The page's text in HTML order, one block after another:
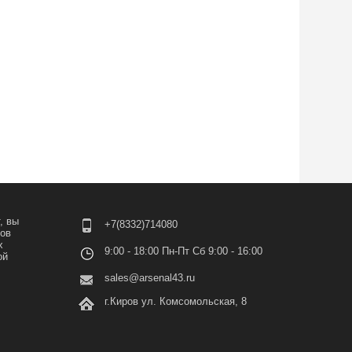
вы
+7(8332)714080
9:00 - 18:00 Пн-Пт Сб 9:00 - 16:00
sales@arsenal43.ru
г.Киров ул. Комсомольская, 8